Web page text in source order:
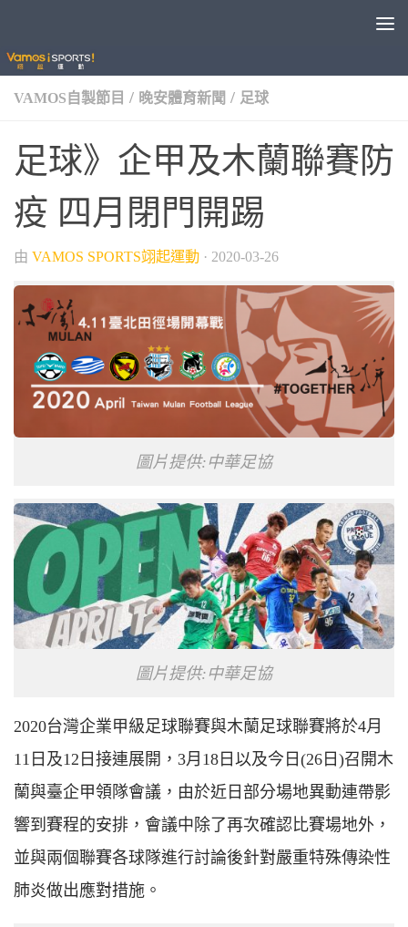
VAMOS自製節目 / 晚安體育新聞 / 足球
足球》企甲及木蘭聯賽防
疫 四月閉門開踢
由 VAMOS SPORTS翊起運動 · 2020-03-26
圖片提供:中華足協
圖片提供:中華足協
2020台灣企業甲級足球聯賽與木蘭足球聯賽將於4月
11日及12日接連展開，3月18日以及今日(26日)召開木
蘭與臺企甲領隊會議，由於近日部分場地異動連帶影
響到賽程的安排，會議中除了再次確認比賽場地外，
並與兩個聯賽各球隊進行討論後針對嚴重特殊傳染性
肺炎做出應對措施。